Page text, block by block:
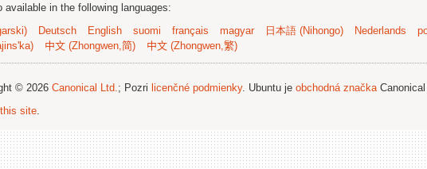
available in the following languages:
Deutsch English suomi français magyar 日本語 (Nihongo) Nederlands
中文 (Zhongwen,简) 中文 (Zhongwen,繁)
© 2026 Canonical Ltd.; Pozri licenčné podmienky. Ubuntu je obchodná značkaCanonical
site.